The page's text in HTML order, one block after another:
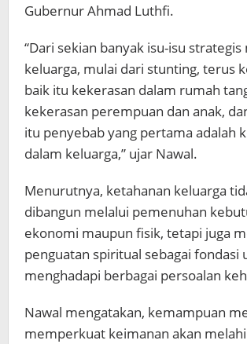
Gubernur Ahmad Luthfi.
“Dari sekian banyak isu-isu
keluarga, mulai dari stunting, terus
baik itu kekerasan dalam rumah
kekerasan perempuan dan anak,
itu penyebab yang pertama adalah
dalam keluarga,” ujar Nawal.
Menurutnya, ketahanan keluarga
dibangun melalui pemenuhan
ekonomi maupun fisik, tetapi juga
penguatan spiritual sebagai fondasi
menghadapi berbagai persoalan
Nawal mengatakan, kemampuan
memperkuat keimanan akan